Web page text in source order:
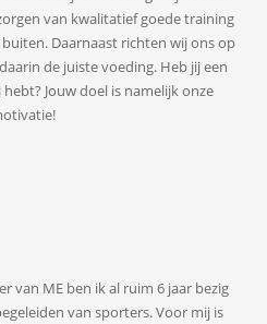
van kwalitatief goede training
Daarnaast richten wij ons op
de juiste voeding. Heb jij een
Jouw doel is namelijk onze
van ME ben ik al ruim 6 jaar bezig
van sporters. Voor mij is